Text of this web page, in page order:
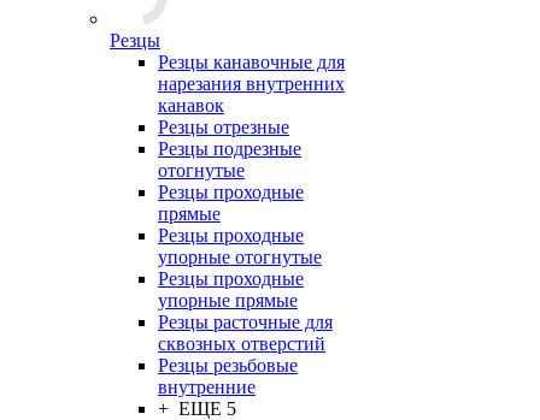
Резцы
Резцы канавочные для
нарезания внутренних
канавок
Резцы отрезные
Резцы подрезные
отогнутые
Резцы проходные
прямые
Резцы проходные
упорные отогнутые
Резцы проходные
упорные прямые
Резцы расточные для
сквозных отверстий
Резцы резьбовые
внутренние
+ ЕЩЕ 5